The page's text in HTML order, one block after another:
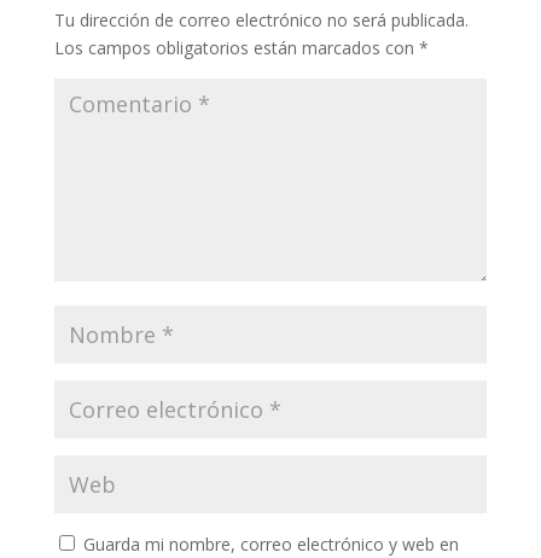
Tu dirección de correo electrónico no será publicada.
Los campos obligatorios están marcados con *
Guarda mi nombre, correo electrónico y web en